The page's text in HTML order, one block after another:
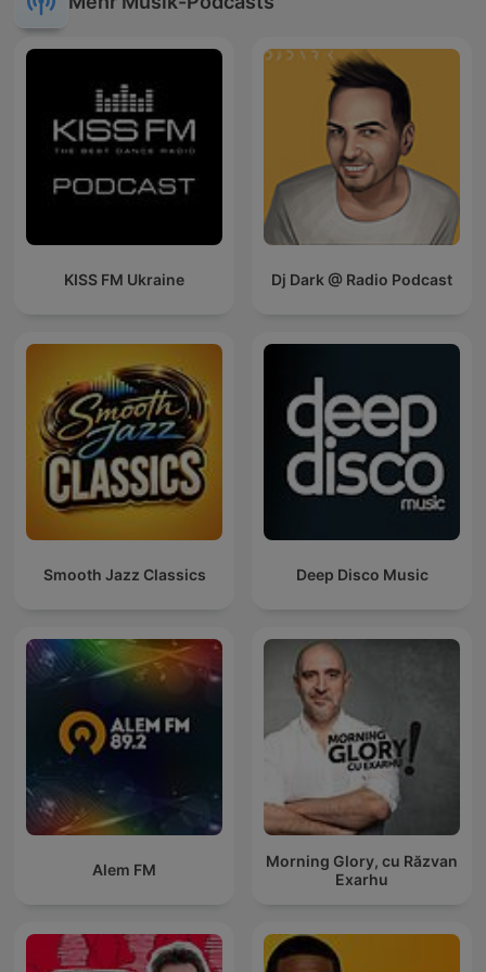
کلکسیونر ، جان فاولز ، نسیم مرعشی ، شاگرد قصاب ، پاتریک مک کیب
، آلن دو باتن ، هیاهوی زمان ، جولین بارنز ، جان کندی تول ، بالاخره یه
روز قشنگ حرف می زنم ، دیوید سداریس ، بانوی میزبان ، به کی سلام
KISS FM Ukraine Dj Dark @ Radio Podcast
Smooth Jazz Classics Deep Disco Music
Alem FM
Morning Glory, cu Răzvan
Exarhu